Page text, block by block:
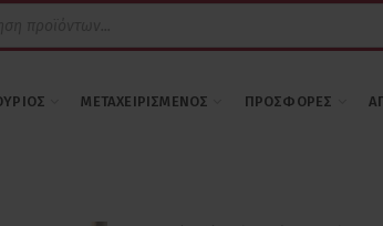
ΜΕΤΑΧΕΙΡΙΣΜΈΝΟΣ ΠΡΟΣΦΟΡΈΣ